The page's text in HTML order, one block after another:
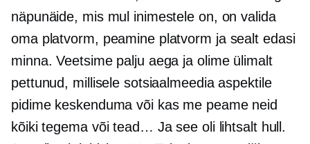
näpunäide, mis mul inimestele on, on valida
oma platvorm, peamine platvorm ja sealt edasi
minna. Veetsime palju aega ja olime ülimalt
pettunud, millisele sotsiaalmeedia aspektile
pidime keskenduma või kas me peame neid
kõiki tegema või tead… Ja see oli lihtsalt hull.